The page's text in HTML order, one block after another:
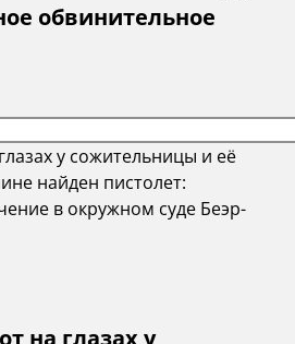
обвинительное
на глазах у